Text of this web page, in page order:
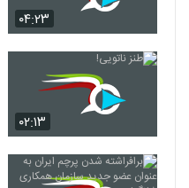
۰۴:۲۳
۰۲:۱۳